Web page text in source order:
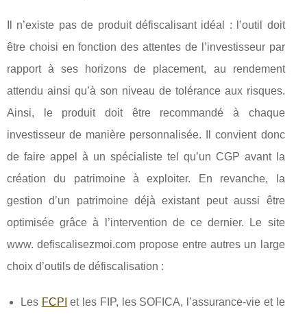
Il n’existe pas de produit défiscalisant idéal : l’outil doit
être choisi en fonction des attentes de l’investisseur par
rapport à ses horizons de placement, au rendement
attendu ainsi qu’à son niveau de tolérance aux risques.
Ainsi, le produit doit être recommandé à chaque
investisseur de manière personnalisée. Il convient donc
de faire appel à un spécialiste tel qu’un CGP avant la
création du patrimoine à exploiter. En revanche, la
gestion d’un patrimoine déjà existant peut aussi être
optimisée grâce à l’intervention de ce dernier. Le site
www. defiscalisezmoi.com propose entre autres un large
choix d’outils de défiscalisation :
Les FCPI et les FIP, les SOFICA, l’assurance-vie et le